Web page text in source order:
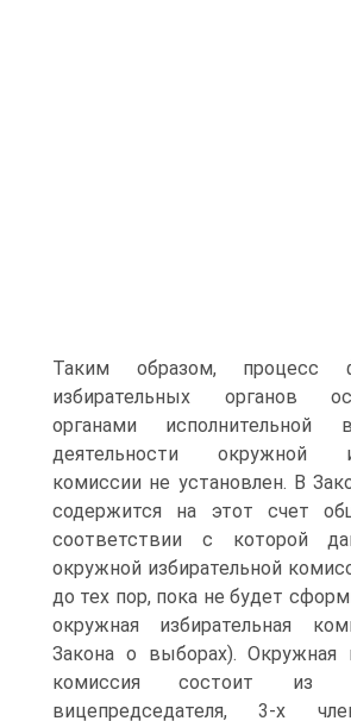
Таким образом, процесс
избирательных органов
органами исполнительной
деятельности окружной
комиссии не установлен. В
содержится на этот счет
соответствии с которой
окружной избирательной
до тех пор, пока не будет
окружная избирательная
Закона о выборах). Окружная
комиссия состоит из
вицепредседателя, 3-х